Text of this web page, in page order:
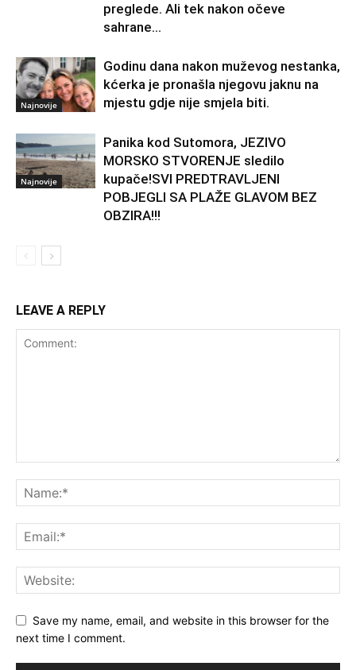
preglede. Ali tek nakon očeve
sahrane...
Najnovije
Godinu dana nakon muževog nestanka,
kćerka je pronašla njegovu jaknu na
mjestu gdje nije smjela biti.
Najnovije
Panika kod Sutomora, JEZIVO
MORSKO STVORENJE sledilo
kupače!SVI PREDTRAVLJENI
POBJEGLI SA PLAŽE GLAVOM BEZ
OBZIRA!!!
LEAVE A REPLY
Save my name, email, and website in this browser for the
next time I comment.